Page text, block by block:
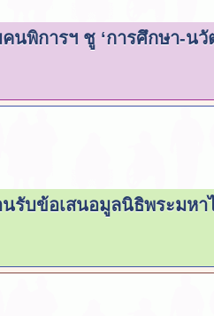
นพิการฯ ชู ‘การศึกษา-น
รับข้อเสนอมูลนิธิพระมหา